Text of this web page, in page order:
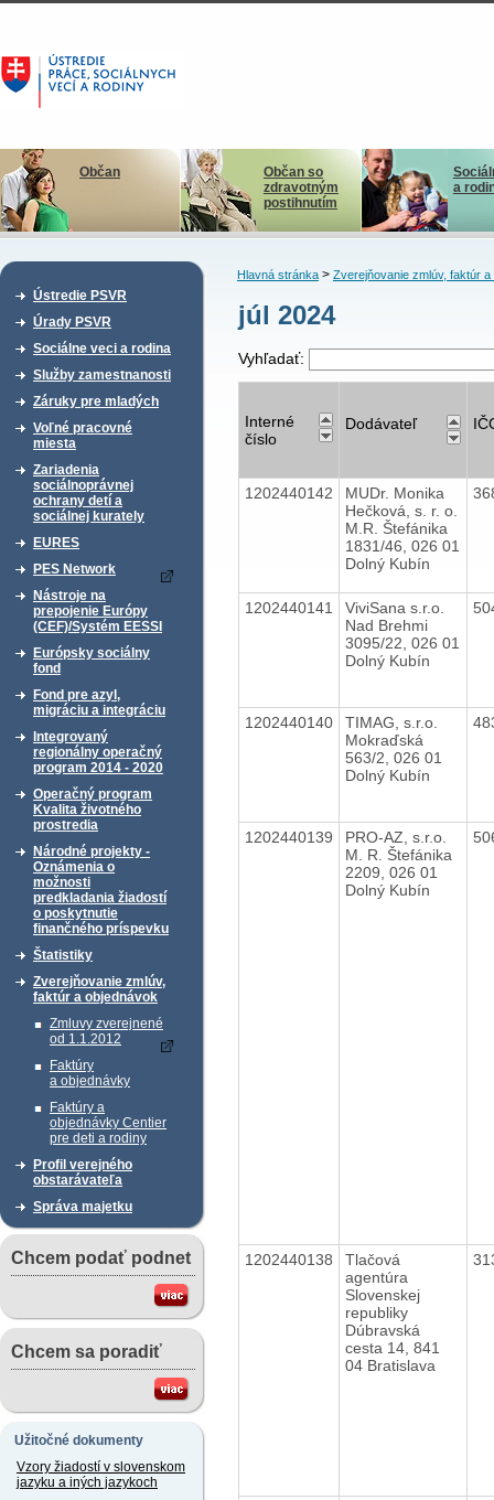
Občan
Občan so
zdravotným
postihnutím
a
Ústredie PSVR
Úrady PSVR
Sociálne veci a rodina
Služby zamestnanosti
Záruky pre mladých
Voľné pracovné
miesta
Zariadenia
sociálnoprávnej
ochrany detí a
sociálnej kurately
EURES
PES Network
Nástroje na
prepojenie Európy
(CEF)/Systém EESSI
Európsky sociálny
fond
Fond pre azyl,
migráciu a integráciu
Integrovaný
regionálny operačný
program 2014 - 2020
Operačný program
Kvalita životného
prostredia
Národné projekty -
Oznámenia o
možnosti
predkladania žiadostí
o poskytnutie
finančného príspevku
Štatistiky
Zverejňovanie zmlúv,
faktúr a objednávok
Zmluvy zverejnené
od 1.1.2012
Faktúry
a objednávky
Faktúry a
objednávky Centier
pre deti a rodiny
Profil verejného
obstarávateľa
Správa majetku
Chcem podať podnet
Chcem sa poradiť
Užitočné dokumenty
Vzory žiadostí v slovenskom
jazyku a iných jazykoch
Hlavná stránka> Zverejňovanie zmlúv, faktúr a
júl 2024
Vyhľadať:
Interné
číslo
Dodávateľ
1202440142
MUDr. Monika
Hečková, s. r. o.
M.R. Štefánika
1831/46, 026 01
Dolný Kubín
1202440141
ViviSana s.r.o.
Nad Brehmi
3095/22, 026 01
Dolný Kubín
1202440140
TIMAG, s.r.o.
Mokraďská
563/2, 026 01
Dolný Kubín
1202440139
PRO-AZ, s.r.o.
M. R. Štefánika
2209, 026 01
Dolný Kubín
1202440138
Tlačová
agentúra
Slovenskej
republiky
Dúbravská
cesta 14, 841
04 Bratislava